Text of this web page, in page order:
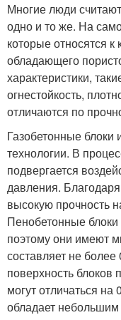
Многие люди
одно и то же. На
которые относятся к
обладающего
характеристики,
огнестойкость,
отличаются по
Газобетонные блоки
технологии. В
подвергается
давления.
высокую прочность
Пенобетонные
поэтому они имеют
составляет не более
поверхность блоков
могут отличаться
обладает